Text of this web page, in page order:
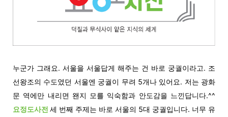
누군가 그래요. 서울을 서울답게 해주는 건 바로 궁궐이라고. 조
선왕조의 수도였던 서울엔 궁궐이 무려 5개나 있어요. 저는 광화
문 역에만 내리면 왠지 모를 익숙함과 안도감을 느낀답니다.^^
요정도사전 세 번째 주제는 바로 서울의 5대 궁궐입니다. 너무 유